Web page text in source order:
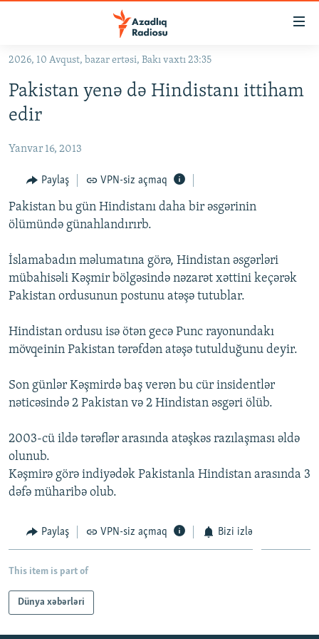
Əsas
qayıt
Əsas
qayıt
#ƏSLINDƏ
FƏRQƏ BAX
QANUNI DOĞRU
ARAŞDIRMA
MULTIMEDIA
VIDEO
İNFOQRAFIKA
KARIKATURA
RADIO ARXIV
AZƏRBAYCAN ƏDƏBIYYATI KITABXANASI
İSLAM VƏ DEMOKRATIYA
İZ - MƏDƏNIYYƏT PROQRAMI
MISSIYAMIZ
PEŞƏ ETIKASI VƏ JURNALISTIKA STANDARTLARIMIZ
MATERIALLARIMIZDAN ISTIFADƏ
AZADLIQRADIOSU MOBIL TELEFONUNUZDA
BIZIMLƏ ƏLAQƏ
XƏBƏR BÜLLETENLƏRIMIZ
BIZI IZLƏ
2026, 10 Avqust, bazar ertəsi, Bakı vaxtı 23:35
Pakistan yenə də Hindistanı ittiham
edir
Yanvar 16, 2013
Paylaş VPN-siz açmaq
Pakistan bu gün Hindistanı daha bir əsgərinin
ölümündə günahlandırırb.
İslamabadın məlumatına görə, Hindistan əsgərləri
mübahisəli Kəşmir bölgəsində nəzarət xəttini keçərək
Pakistan ordusunun postunu atəşə tutublar.
Hindistan ordusu isə ötən gecə Punc rayonundakı
mövqeinin Pakistan tərəfdən atəşə tutulduğunu deyir.
Son günlər Kəşmirdə baş verən bu cür insidentlər
nəticəsində 2 Pakistan və 2 Hindistan əsgəri ölüb.
2003-cü ildə tərəflər arasında atəşkəs razılaşması əldə
olunub.
Kəşmirə görə indiyədək Pakistanla Hindistan arasında 3
dəfə müharibə olub.
Paylaş VPN-siz açmaq Bizi izlə
This item is part of
Dünya xəbərləri